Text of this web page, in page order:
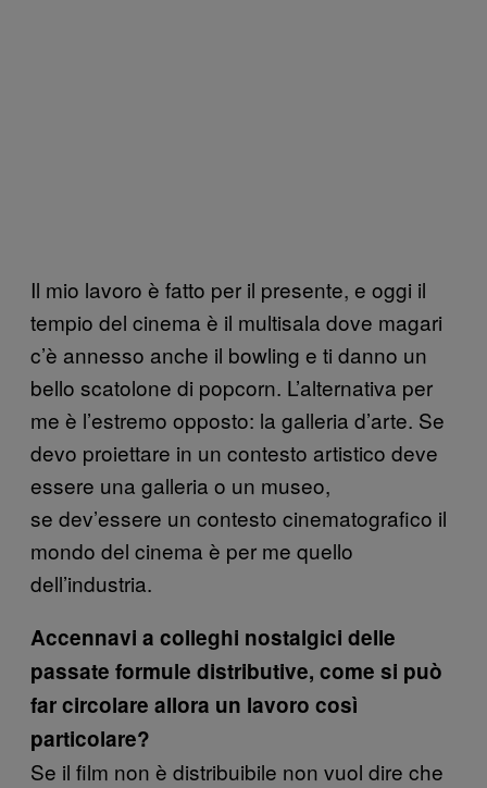
Il mio lavoro è fatto per il presente, e oggi il
tempio del cinema è il multisala dove magari
c’è annesso anche il bowling e ti danno un
bello scatolone di popcorn. L’alternativa per
me è l’estremo opposto: la galleria d’arte. Se
devo proiettare in un contesto artistico deve
essere una galleria o un museo,
se dev’essere un contesto cinematografico il
mondo del cinema è per me quello
dell’industria.
Accennavi a colleghi nostalgici delle
passate formule distributive, come si può
far circolare allora un lavoro così
particolare?
Se il film non è distribuibile non vuol dire che